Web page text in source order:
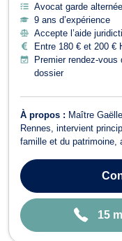
Avocat garde
9 ans d’expérience
Accepte l’aide
Entre 180 € et 200 €
Premier rendez-
dossier
À propos : Maître
Rennes, intervient
famille et du patrimoine,
devant les juridictions
d’appel de Renn...
15